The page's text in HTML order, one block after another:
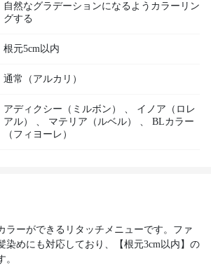
自然なグラデーションになるようカラーリン
グする
根元5cm以内
通常（アルカリ）
アディクシー（ミルボン） 、
イノア（ロレ
アル）
、 マテリア（ルベル） 、
BLカラー
（フィヨーレ）
ラーができるリタッチメニューです。ファ
染めにも対応しており、【根元3cm以内】の
。